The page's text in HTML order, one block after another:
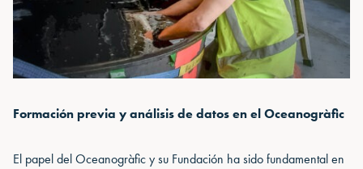
Formación previa y análisis de datos en el Oceanogràfic
El papel del Oceanogràfic y su Fundación ha sido fundamental en